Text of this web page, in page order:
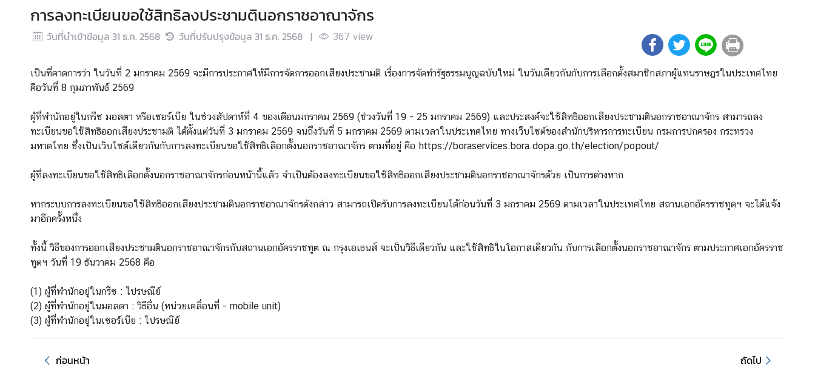
น
อ
อั
ค
ร
า
ช
ต
ฯ
ก
ร
ะ
ท
ร
ว
ง
ก
า
การลงทะเบียนขอใช้สิทธิลงประชามตินอกราชอาณาจักร
วันที่นำเข้าข้อมูล 31 ธ.ค. 2568 วันที่ปรับปรุงข้อมูล 31 ธ.ค. 2568 | 367 view
เป็นที่คาดการว่า ในวันที่ 2 มกราคม 2569 จะมีการประกาศให้มีการจัดการออกเสียงประชามติ เรื่องการจัดทำรัฐธรรมนูญฉบับใหม่ ในวันเดียวกันกับการเลือกตั้งสมาชิกสภาผู้แทนราษฎรในประเทศไทย
คือวันที่ 8 กุมภาพันธ์ 2569
ผู้ที่พำนักอยู่ในกรีซ มอลตา หรือเซอร์เบีย ในช่วงสัปดาห์ที่ 4 ของเดือนมกราคม​ 2569 (ช่วงวันที่ 19 - 25 มกราคม 2569) และประสงค์จะใช้สิทธิออกเสียงประชามตินอกราชอาณาจักร สามารถลง
ทะเบียนขอใช้สิทธิออกเสียงประชามติ ได้ตั้งแต่วันที่ 3 มกราคม 2569 จนถึงวันที่ 5 มกราคม 2569 ตามเวลาในประเทศไทย ทางเว็บไซต์ของสำนักบริหารการทะเบียน กรมการปกครอง กระทรวง
มหาดไทย ซึ่งเป็นเว็บไซต์เดียวกันกับการลงทะเบียนขอใช้สิทธิเลือกตั้งนอกราชอาณาจักร ตามที่อยู่ คือ https://boraservices.bora.dopa.go.th/election/popout/
ผู้ที่ลงทะเบียนขอใช้สิทธิเลือกตั้งนอกราชอาณาจักรก่อนหน้านี้แล้ว จำเป็นต้องลงทะเบียนขอใช้สิทธิออกเสียงประชามตินอกราชอาณาจักรด้วย เป็นการต่างหาก
หากระบบการลงทะเบียนขอใช้สิทธิออกเสียงประชามตินอกราชอาณาจักรดังกล่าว สามารถเปิดรับการลงทะเบียนได้ก่อนวันที่ 3 มกราคม 2569 ตามเวลาในประเทศไทย สถานเอกอัครราชทูตฯ จะได้แจ้ง
มาอีกครั้งหนึ่ง
ทั้งนี้ วิธีของการออกเสียงประชามตินอกราชอาณาจักรกับสถานเอกอัครราชทูต ณ กรุงเอเธนส์ จะเป็นวิธีเดียวกัน และใช้สิทธิในโอกาสเดียวกัน กับการเลือกตั้งนอกราชอาณาจักร ตามประกาศเอกอัครราช
ทูตฯ วันที่ 19 ธันวาคม 2568 คือ
(1) ผู้ที่พำนักอยู่ในกรีซ : ไปรษณีย์
(2) ผู้ที่พำนักอยู่ในมอลตา : วิธีอื่น (หน่วยเคลื่อนที่ - mobile unit)
(3) ผู้ที่พำนักอยู่ในเซอร์เบีย : ไปรษณีย์
ก่อนหน้า ถัดไป